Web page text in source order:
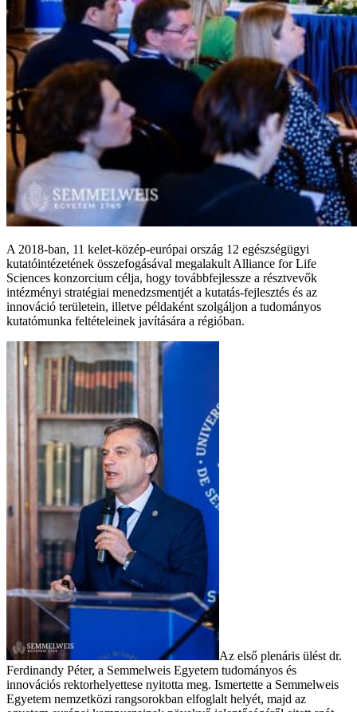
A 2018-ban, 11 kelet-közép-európai ország 12 egészségügyi
kutatóintézetének összefogásával megalakult Alliance for Life
Sciences konzorcium célja, hogy továbbfejlessze a résztvevők
intézményi stratégiai menedzsmentjét a kutatás-fejlesztés és az
innováció területein, illetve példaként szolgáljon a tudományos
kutatómunka feltételeinek javítására a régióban.
Az első plenáris ülést dr.
Ferdinandy Péter, a Semmelweis Egyetem tudományos és
innovációs rektorhelyettese nyitotta meg. Ismertette a Semmelweis
Egyetem nemzetközi rangsorokban elfoglalt helyét, majd az